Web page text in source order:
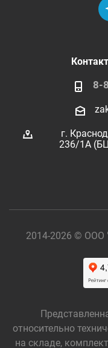
8-
г.
236/1А
2014-2026 © ООО
относительно
на складе,